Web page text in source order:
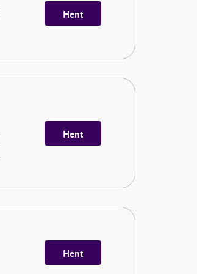
Hent
Hent
Hent